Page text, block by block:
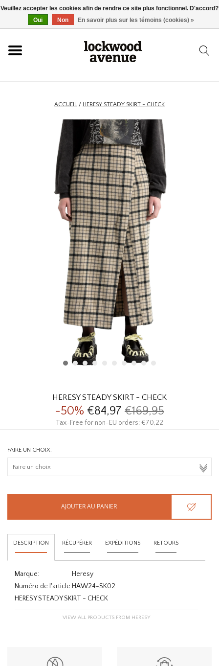
ACCUEIL
ACCUEIL / HERESY STEADY SKIRT - CHECK
HERESY STEADY SKIRT - CHECK
-50% €84,97 €169,95
Tax-Free for non-EU orders: €70,22
FAIRE UN CHOIX:
AJOUTER AU PANIER
DESCRIPTION RÉCUPÉRER EXPÉDITIONS RETOURS
Marque:
Heresy
Numéro de l'article:HAW24-SK02
HERESY STEADY SKIRT - CHECK
VIEW ALL PRODUCTS FROM HERESY
Veuillez accepter les cookies afin de rendre ce site plus fonctionnel. D'accord?
Oui
Non En savoir plus sur les témoins (cookies) »